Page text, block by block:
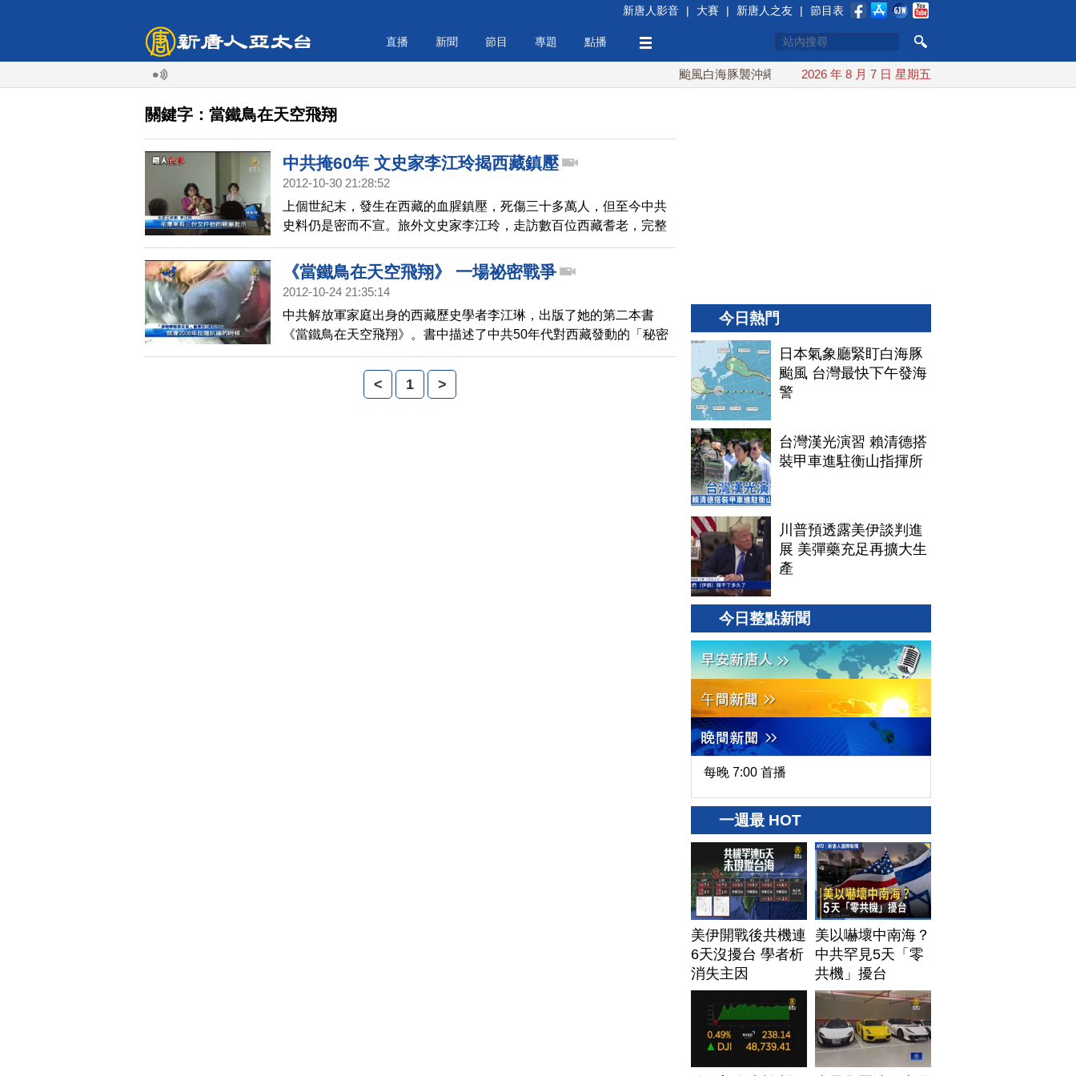
新唐人影音 | 大賽 | 新唐人之友 | 節目表
直播 新聞 節目 專題 點播
颱風白海豚襲沖繩 週末最近台灣 10日登陸浙江
2026 年 8 月 7 日 星期五
關鍵字：當鐵鳥在天空飛翔
中共掩60年 文史家李江玲揭西藏鎮壓
2012-10-30 21:28:52
上個世紀末，發生在西藏的血腥鎮壓，死傷三十多萬人，但至今中共
史料仍是密而不宣。旅外文史家李江玲，走訪數百位西藏耆老，完整
揭露這場歷時六年半，但被掩蓋六十年的「秘密戰爭」，之前她在台
灣舉辦簽書會，吸引多位學者、專家到場聆聽。
《當鐵鳥在天空飛翔》 一場祕密戰爭
2012-10-24 21:35:14
中共解放軍家庭出身的西藏歷史學者李江琳，出版了她的第二本書
《當鐵鳥在天空飛翔》。書中描述了中共50年代對西藏發動的「秘密
戰爭」。篤信佛教，天性淳樸的西藏人，跟共產黨殘酷無情的槍砲飛
機之間，構成強烈對比。李江琳向本台記者表示，共產黨對西藏人民
的暴力鎮壓和摧毀信仰，與共產黨對內地漢族人民所作的沒有本質上
< 1 >
今日熱門
日本氣象廳緊盯白海豚
颱風 台灣最快下午發海
警
台灣漢光演習 賴清德搭
裝甲車進駐衡山指揮所
川普預透露美伊談判進
展 美彈藥充足再擴大生
產
今日整點新聞
每晚 7:00 首播
一週最 HOT
美伊開戰後共機連
6天沒擾台 學者析
消失主因
美以嚇壞中南海？
中共罕見5天「零
共機」擾台